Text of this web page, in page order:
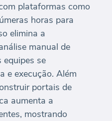
plataformas como
horas para
elimina a
manual de
equipes se
e execução. Além
portais de
aumenta a
mostrando